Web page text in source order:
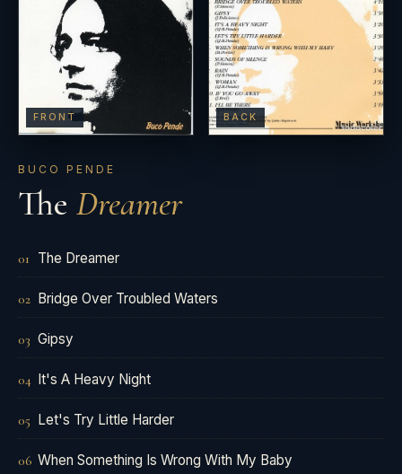
FRONT BACK
BUCO PENDE
The Dreamer
01 The Dreamer
02 Bridge Over Troubled Waters
03 Gipsy
04 It's A Heavy Night
05 Let's Try Little Harder
06 When Something Is Wrong With My Baby